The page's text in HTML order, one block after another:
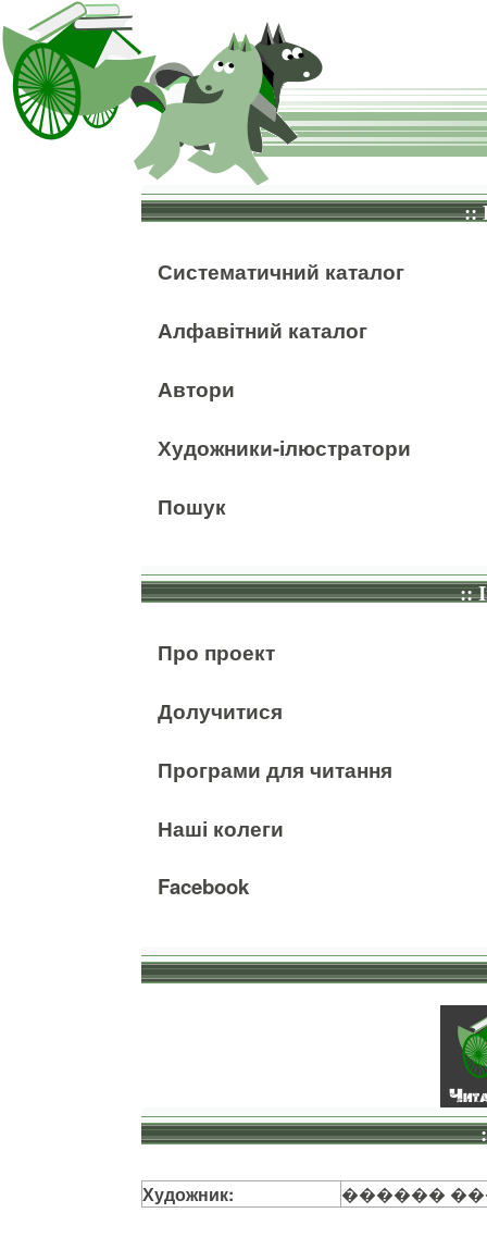
::
Систематичний каталог
Алфавітний каталог
Автори
Художники-ілюстратори
Пошук
::
Про проект
Долучитися
Програми для читання
Наші колеги
Facebook
Художник: ������